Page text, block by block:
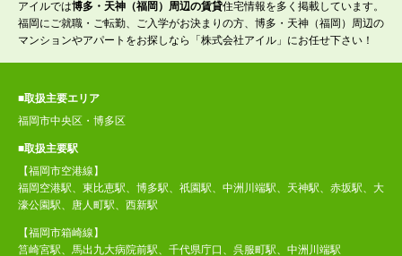
アイルでは博多・天神（福岡）周辺の賃貸住宅情報を多く掲載しています。
福岡にご就職・ご転勤、ご入学がお決まりの方、博多・天神（福岡）周辺の
マンションやアパートをお探しなら「株式会社アイル」にお任せ下さい！
■取扱主要エリア
福岡市中央区・博多区
■取扱主要駅
【福岡市空港線】
福岡空港駅、東比恵駅、博多駅、祇園駅、中洲川端駅、天神駅、赤坂駅、大
濠公園駅、唐人町駅、西新駅
【福岡市箱崎線】
筥崎宮駅、馬出九大病院前駅、千代県庁口、呉服町駅、中洲川端駅